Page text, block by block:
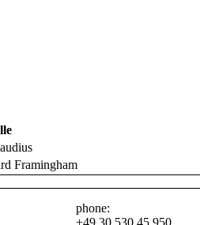
Framingham
phone:
+49 30 530 45 950